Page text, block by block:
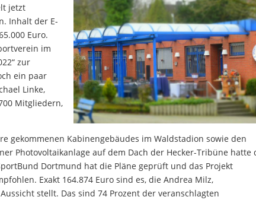
jetzt
Inhalt der E-
Euro.
im
zur
ein paar
Linke,
Mitgliedern,
gekommenen Kabinengebäudes im Waldstadion sowie den
Photovoltaikanlage auf dem Dach der Hecker-Tribüne hatte
Dortmund hat die Pläne geprüft und das Projekt
Exakt 164.874 Euro sind es, die Andrea Milz,
stellt. Das sind 74 Prozent der veranschlagten